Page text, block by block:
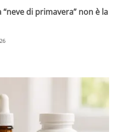
di primavera” non è la